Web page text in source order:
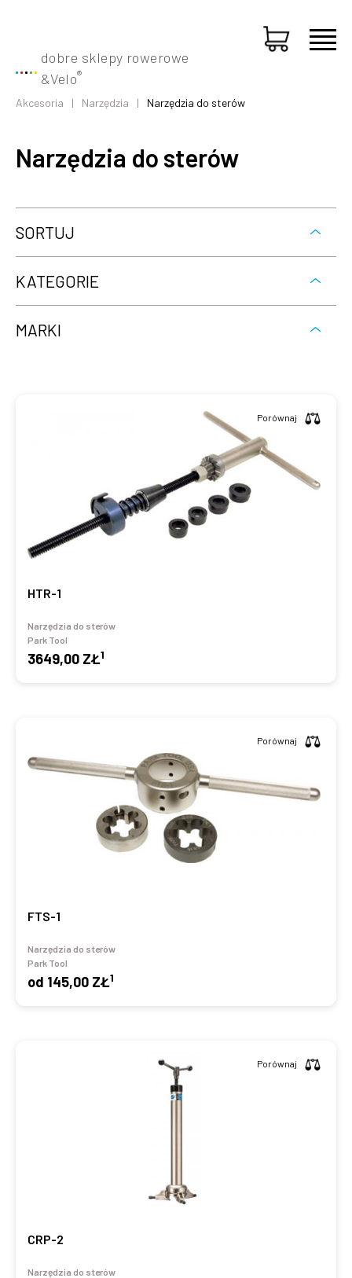
dobre sklepy rowerowe
&Velo®
Akcesoria Narzędzia Narzędzia do sterów
Narzędzia do sterów
SORTUJ
KATEGORIE
MARKI
HTR-1
Narzędzia do sterów
Park Tool
3649,00 ZŁ1
Porównaj
FTS-1
Narzędzia do sterów
Park Tool
od 145,00 ZŁ1
Porównaj
CRP-2
Narzędzia do sterów
Porównaj